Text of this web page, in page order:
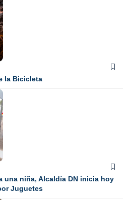
la Bicicleta
una niña, Alcaldía DN inicia hoy
Juguetes